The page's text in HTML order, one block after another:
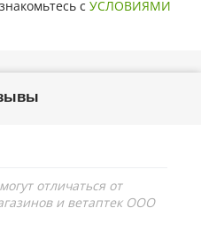
с УСЛОВИЯМИ
отличаться от
и ветаптек ООО